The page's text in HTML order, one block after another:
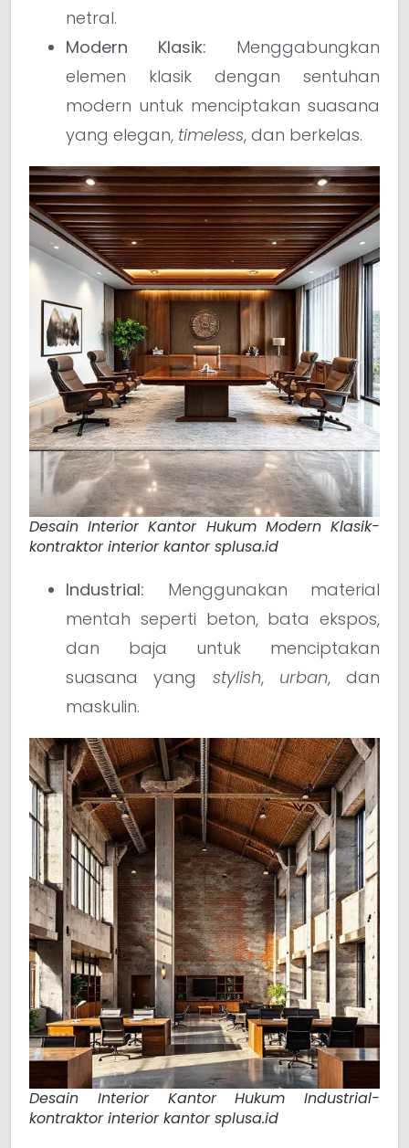
netral.
Modern Klasik: Menggabungkan
elemen klasik dengan sentuhan
modern untuk menciptakan suasana
yang elegan, timeless, dan berkelas.
Desain Interior Kantor Hukum Modern Klasik-
kontraktor interior kantor splusa.id
Industrial: Menggunakan material
mentah seperti beton, bata ekspos,
dan baja untuk menciptakan
suasana yang stylish, urban, dan
maskulin.
Desain Interior Kantor Hukum Industrial-
kontraktor interior kantor splusa.id